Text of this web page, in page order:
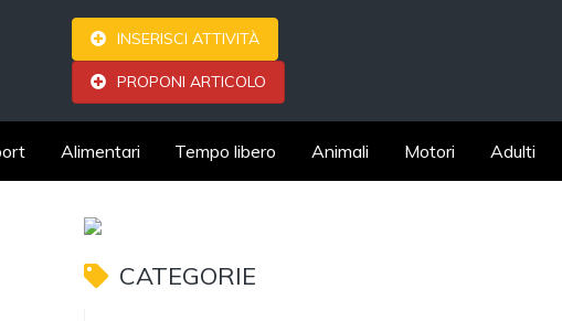
INSERISCI ATTIVITÀ
PROPONI ARTICOLO
Alimentari Tempo libero Animali Motori Adulti
CATEGORIE